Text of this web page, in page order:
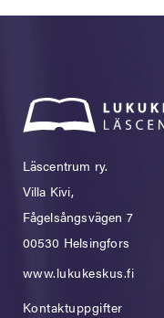
Läscentrum ry.
Villa Kivi,
Fågelsångsvägen 7
00530 Helsingfors
www.lukukeskus.fi
Kontaktuppgifter